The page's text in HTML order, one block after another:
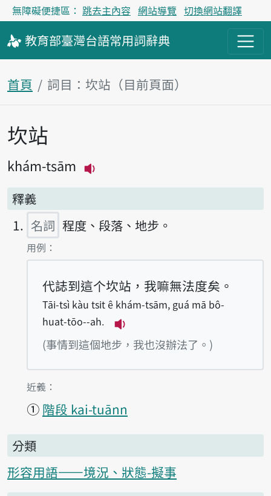
無障礙便捷區： 跳去主內容 網站導覽 切換網站翻譯
教育部臺灣台語常用詞辭典
首頁 詞目：坎站（目前頁面）
主內容區塊
坎站
khám-tsām
釋義
名詞 程度、段落、地步。
第1項釋義的
用例：
代誌到這个坎站，我嘛無法度矣。
Tāi-tsì kàu tsit ê khám-tsām, guá mā bô-
huat-tōo--ah.
播放例句Tāi-tsì kàu tsit ê
(事情到這個地步，我也沒辦法了。)
第1項釋義的
近義：
① 階段 kai-tuānn
分類
形容用語——境況、狀態-擬事